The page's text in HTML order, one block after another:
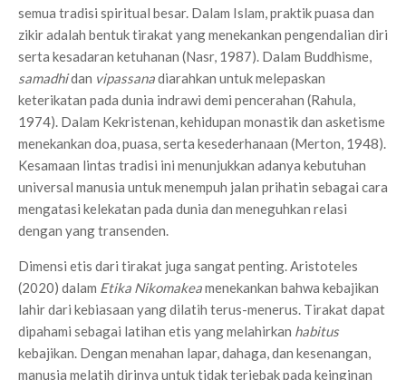
semua tradisi spiritual besar. Dalam Islam, praktik puasa dan
zikir adalah bentuk tirakat yang menekankan pengendalian diri
serta kesadaran ketuhanan (Nasr, 1987). Dalam Buddhisme,
samadhidan vipassanadiarahkan untuk melepaskan
keterikatan pada dunia indrawi demi pencerahan (Rahula,
1974). Dalam Kekristenan, kehidupan monastik dan asketisme
menekankan doa, puasa, serta kesederhanaan (Merton, 1948).
Kesamaan lintas tradisi ini menunjukkan adanya kebutuhan
universal manusia untuk menempuh jalan prihatin sebagai cara
mengatasi kelekatan pada dunia dan meneguhkan relasi
dengan yang transenden.
Dimensi etis dari tirakat juga sangat penting. Aristoteles
(2020) dalam Etika Nikomakeamenekankan bahwa kebajikan
lahir dari kebiasaan yang dilatih terus-menerus. Tirakat dapat
dipahami sebagai latihan etis yang melahirkan habitus
kebajikan. Dengan menahan lapar, dahaga, dan kesenangan,
manusia melatih dirinya untuk tidak terjebak pada keinginan